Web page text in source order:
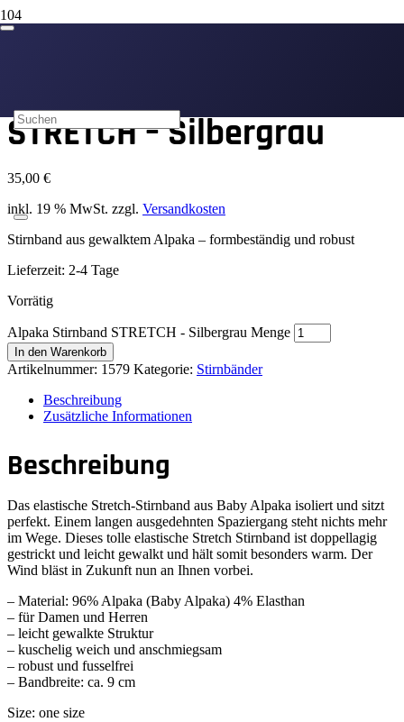
Start
STRETCH – Silbergrau
35,00 €
inkl. 19 % MwSt. zzgl. Versandkosten
Stirnband aus gewalktem Alpaka – formbeständig und robust
Lieferzeit: 2-4 Tage
Vorrätig
Alpaka Stirnband STRETCH - Silbergrau Menge
In den Warenkorb
Artikelnummer: 1579 Kategorie: Stirnbänder
Beschreibung
Zusätzliche Informationen
Beschreibung
Das elastische Stretch-Stirnband aus Baby Alpaka isoliert und sitzt
perfekt. Einem langen ausgedehnten Spaziergang steht nichts mehr
im Wege. Dieses tolle elastische Stretch Stirnband ist doppellagig
gestrickt und leicht gewalkt und hält somit besonders warm. Der
Wind bläst in Zukunft nun an Ihnen vorbei.
– Material: 96% Alpaka (Baby Alpaka) 4% Elasthan
– für Damen und Herren
– leicht gewalkte Struktur
– kuschelig weich und anschmiegsam
– robust und fusselfrei
– Bandbreite: ca. 9 cm
Size: one size